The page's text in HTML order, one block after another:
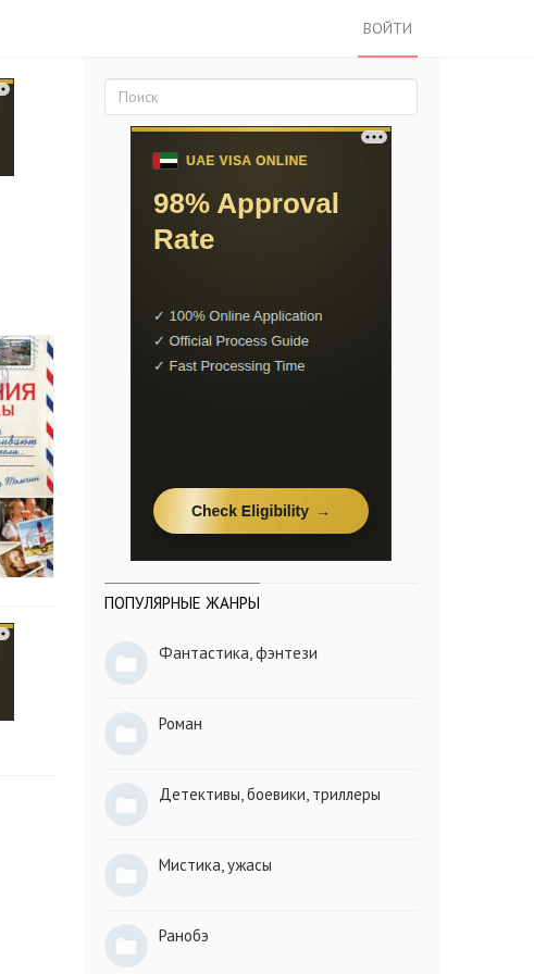
ВОЙТИ
ПОПУЛЯРНЫЕ ЖАНРЫ
Фантастика, фэнтези
Роман
Детективы, боевики, триллеры
Мистика, ужасы
Ранобэ